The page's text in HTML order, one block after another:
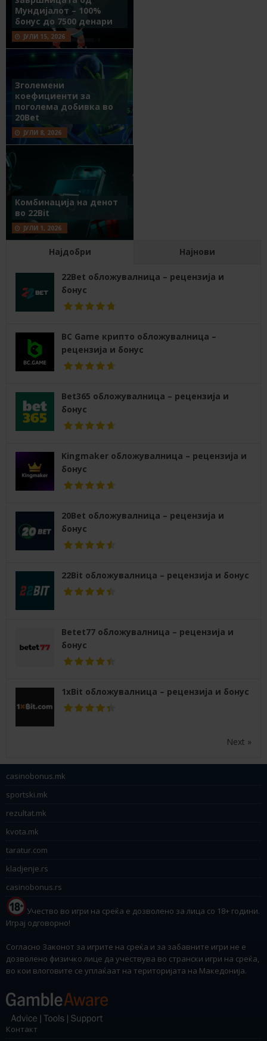
Мундијалот – 100%
бонус до 7500 денари
ЈУЛИ 15, 2026
Зголемени
коефициенти за
поголема добивка во
20Bet
ЈУЛИ 8, 2026
Комбинација на денот
во 22Bit
ЈУЛИ 1, 2026
Најдобри Најнови
22Bet обложувалница – рецензија и
бонус
BC Game крипто обложувалница –
рецензија и бонус
Bet365 обложувалница – рецензија и
бонус
Kingmaker обложувалница – рецензија и
бонус
20Bet обложувалница – рецензија и
бонус
22Bit обложувалница – рецензија и бонус
Betet77 обложувалница – рецензија и
бонус
1xBit обложувалница – рецензија и бонус
Next »
casinobonus.mk
sportski.mk
rezultat.mk
kvota.mk
taratur.com
kladjenje.rs
casinobonus.rs
Учество во игри на среќа е дозволено за лица со 18+ години.
Играј одговорно!
Согласно Законот за игрите на среќа и за забавните игри не е
дозволено физичко лице да учествува во странски игри на среќа,
во кои влоговите се уплаќаат на територијата на Македонија.
Контакт